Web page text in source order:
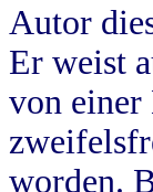
Autor
Er weist
von einer
worden.